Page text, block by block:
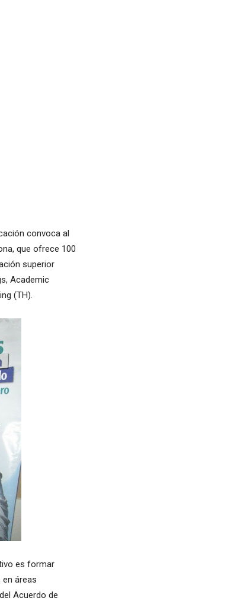
convoca al
que ofrece 100
superior
Academic
(TH).
es formar
áreas
Acuerdo de